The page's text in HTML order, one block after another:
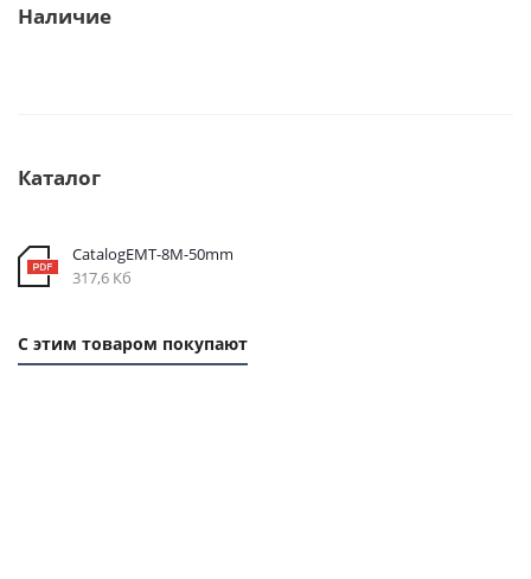
Наличие
Каталог
CatalogEMT-8М-50mm
317,6 Кб
С этим товаром покупают